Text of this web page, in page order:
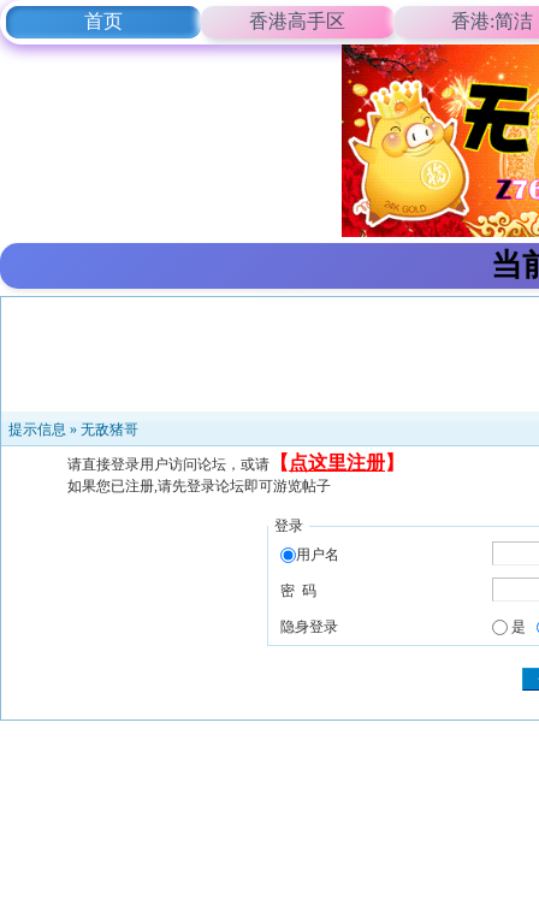
首页 香港高手区 香港:简洁
当
提示信息 » 无敌猪哥
请直接登录用户访问论坛，或请 【 点这里注册】
如果您已注册,请先登录论坛即可游览帖子
登录
用户名
密 码
隐身登录 是